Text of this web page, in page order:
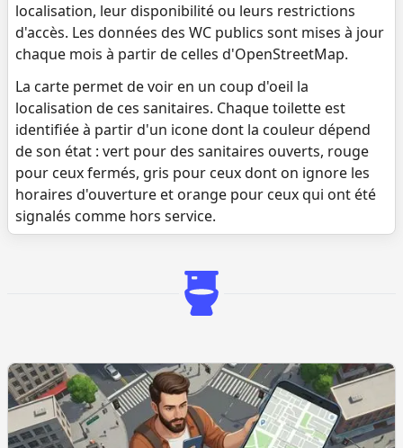
localisation, leur disponibilité ou leurs restrictions
d'accès. Les données des WC publics sont mises à jour
chaque mois à partir de celles d'OpenStreetMap.
La carte permet de voir en un coup d'oeil la
localisation de ces sanitaires. Chaque toilette est
identifiée à partir d'un icone dont la couleur dépend
de son état : vert pour des sanitaires ouverts, rouge
pour ceux fermés, gris pour ceux dont on ignore les
horaires d'ouverture et orange pour ceux qui ont été
signalés comme hors service.